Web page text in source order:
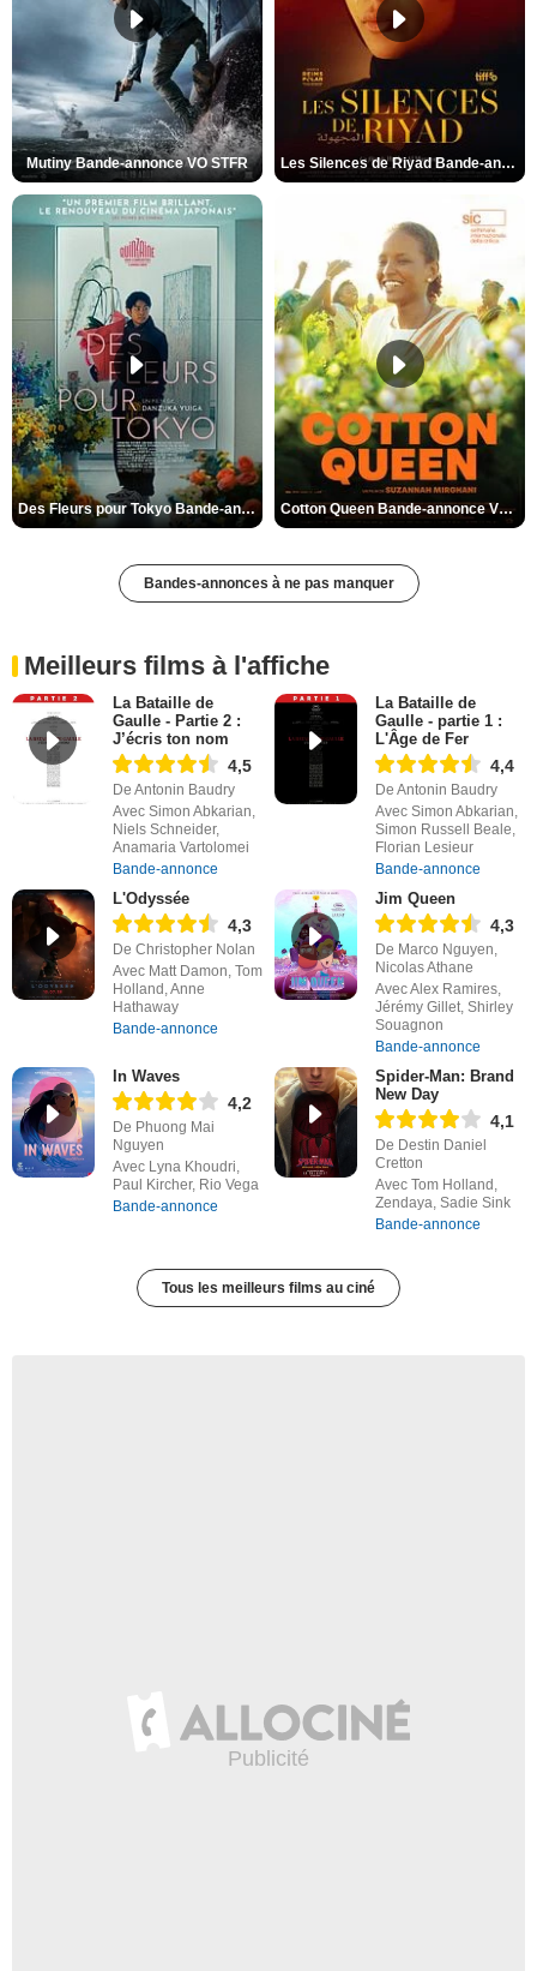
Mutiny Bande-annonce VO STFR Les Silences de Riyad Bande-annonce VO STFR
Des Fleurs pour Tokyo Bande-annonce VO STFR Cotton Queen Bande-annonce VO STFR
Bandes-annonces à ne pas manquer
Meilleurs films à l'affiche
La Bataille de
Gaulle - Partie 2 :
J’écris ton nom
4,5
De Antonin Baudry
Avec Simon Abkarian,
Niels Schneider,
Anamaria Vartolomei
Bande-annonce
La Bataille de
Gaulle - partie 1 :
L'Âge de Fer
4,4
De Antonin Baudry
Avec Simon Abkarian,
Simon Russell Beale,
Florian Lesieur
Bande-annonce
L'Odyssée
4,3
De Christopher Nolan
Avec Matt Damon, Tom
Holland, Anne
Hathaway
Bande-annonce
Jim Queen
4,3
De Marco Nguyen,
Nicolas Athane
Avec Alex Ramires,
Jérémy Gillet, Shirley
Souagnon
Bande-annonce
In Waves
4,2
De Phuong Mai
Nguyen
Avec Lyna Khoudri,
Paul Kircher, Rio Vega
Bande-annonce
Spider-Man: Brand
New Day
4,1
De Destin Daniel
Cretton
Avec Tom Holland,
Zendaya, Sadie Sink
Bande-annonce
Tous les meilleurs films au ciné